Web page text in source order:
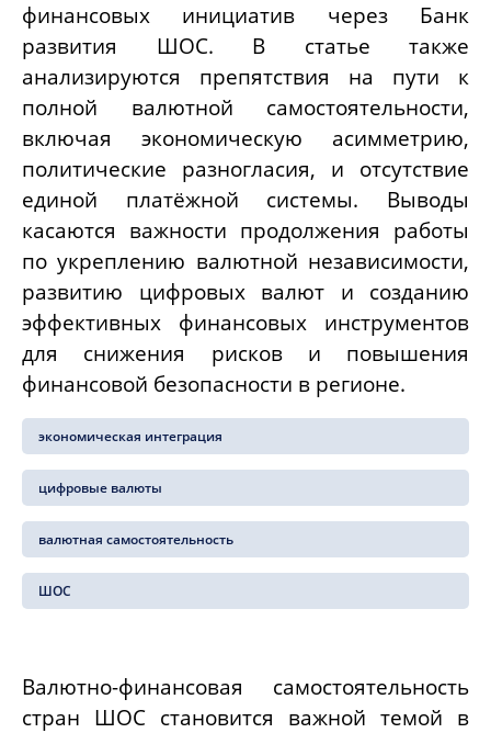
финансовых инициатив через Банк
развития ШОС. В статье также
анализируются препятствия на пути к
полной валютной самостоятельности,
включая экономическую асимметрию,
политические разногласия, и отсутствие
единой платёжной системы. Выводы
касаются важности продолжения работы
по укреплению валютной независимости,
развитию цифровых валют и созданию
эффективных финансовых инструментов
для снижения рисков и повышения
финансовой безопасности в регионе.
экономическая интеграция
цифровые валюты
валютная самостоятельность
ШОС
Валютно-финансовая самостоятельность
стран ШОС становится важной темой в